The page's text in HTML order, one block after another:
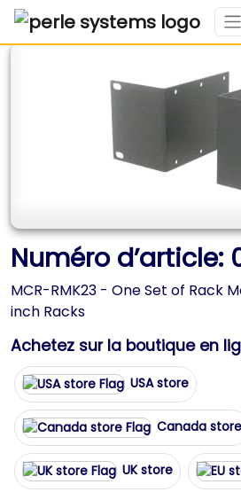
Numéro d’article:
MCR-RMK23 - One Set of Rack
inch Racks
Achetez sur la boutique en
USA store
Canada store
UK store